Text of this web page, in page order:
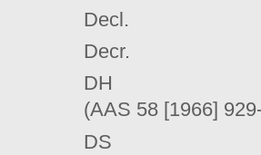
Decl.
Decr.
DH
(AAS 58 [1966]
DS